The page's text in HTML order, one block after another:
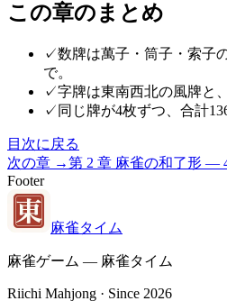
この章のまとめ
✓数牌は萬子・筒子・索子
で。
✓字牌は東南西北の風牌と
✓ 同じ牌が4枚ずつ、合計
目次に戻る
次の章 →第 2 章 麻雀の和了形 —
Footer
麻雀タイム
麻雀ゲーム — 麻雀タイム
Riichi Mahjong · Since 2026